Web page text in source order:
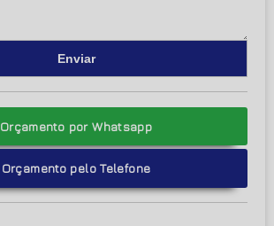
Orçamento por Whatsapp
Orçamento pelo Telefone